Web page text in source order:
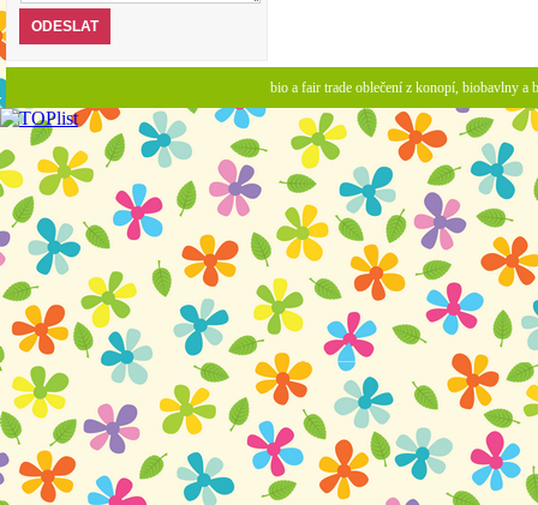
bio a fair trade oblečení z konopí, biobavlny a